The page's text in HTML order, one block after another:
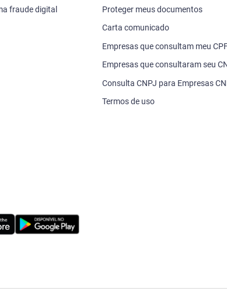
fraude digital
Proteger meus documentos
Carta comunicado
Empresas que consultam meu
Empresas que consultaram seu
Consulta CNPJ para Empresas
Termos de uso